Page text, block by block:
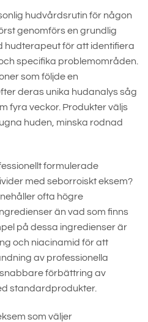
hudvårdsrutin för någon
genomförs en grundlig
hudterapeut för att identifiera
specifika problemområden.
som följde en
deras unika hudanalys såg
fyra veckor. Produkter väljs
huden, minska rodnad
formulerade
med seborroiskt eksem?
ofta högre
än vad som finns
på dessa ingredienser är
och niacinamid för att
av professionella
förbättring av
standardprodukter.
som väljer